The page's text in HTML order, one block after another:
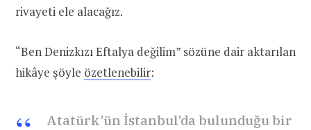
rivayeti ele alacağız.
“Ben Denizkızı Eftalya değilim” sözüne dair aktarılan
hikâye şöyle özetlenebilir:
Atatürk’ün İstanbul’da bulunduğu bir